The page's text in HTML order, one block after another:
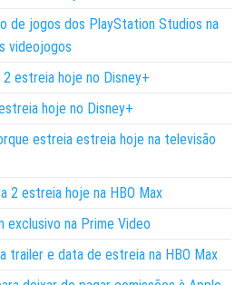
de jogos dos PlayStation Studios na
videojogos
2 estreia hoje no Disney+
hoje no Disney+
estreia estreia hoje na televisão
2 estreia hoje na HBO Max
exclusivo na Prime Video
trailer e data de estreia na HBO Max